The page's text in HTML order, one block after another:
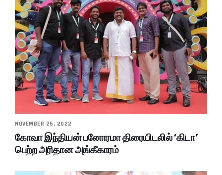
NOVEMBER 25, 2022
கோவா இந்தியன் பனோரமா திரையிடலில் ‘கிடா’
பெற்ற அரிதான அங்கீகாரம்